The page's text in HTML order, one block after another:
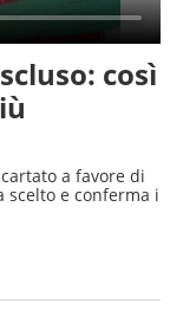
così
a favore di
scelto e conferma i